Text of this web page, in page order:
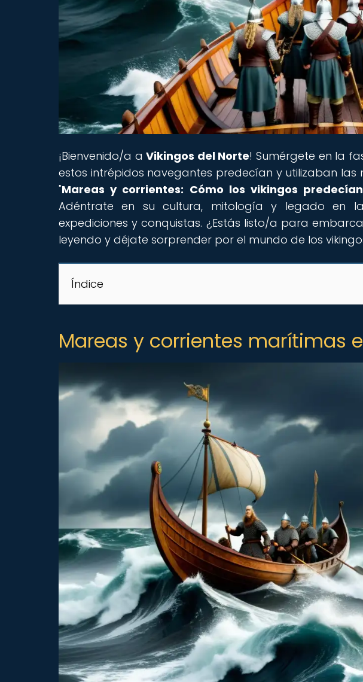
¡Bienvenido/a aVikingos del Norte! Sumérgete en la
estos intrépidos navegantes predecían y utilizaban
"Mareas y corrientes: Cómo los vikingos
Adéntrate en su cultura, mitología y legado en
expediciones y conquistas. ¿Estás listo/a para
leyendo y déjate sorprender por el mundo de los
Índice
Mareas y corrientes marítimas